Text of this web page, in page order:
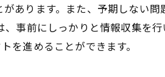
あります。また、予期しない
事前にしっかりと情報収集を
を進めることができます。